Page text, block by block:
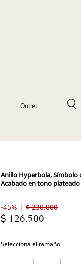
Outlet
Anillo Hyperbola, Símbolo
Acabado en tono plateado
-45% | $ 230.000
$ 126.500
Selecciona el tamaño